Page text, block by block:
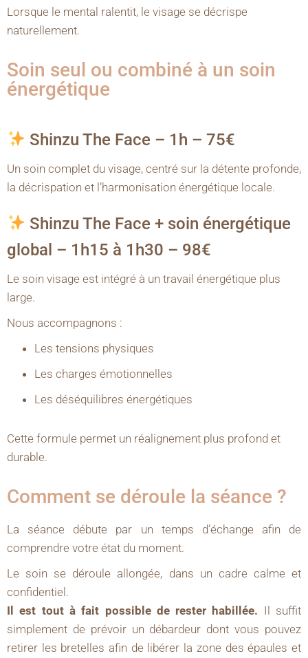
Lorsque le mental ralentit, le visage se décrispe
naturellement.
Soin seul ou combiné à un soin
énergétique
Shinzu The Face – 1h – 75€
Un soin complet du visage, centré sur la détente profonde,
la décrispation et l’harmonisation énergétique locale.
Shinzu The Face + soin énergétique
global – 1h15 à 1h30 – 98€
Le soin visage est intégré à un travail énergétique plus
large.
Nous accompagnons :
Les tensions physiques
Les charges émotionnelles
Les déséquilibres énergétiques
Cette formule permet un réalignement plus profond et
durable.
Comment se déroule la séance ?
La séance débute par un temps d’échange afin de
comprendre votre état du moment.
Le soin se déroule allongée, dans un cadre calme et
confidentiel.
Il est tout à fait possible de rester habillée. Il suffit
simplement de prévoir un débardeur dont vous pouvez
retirer les bretelles afin de libérer la zone des épaules et